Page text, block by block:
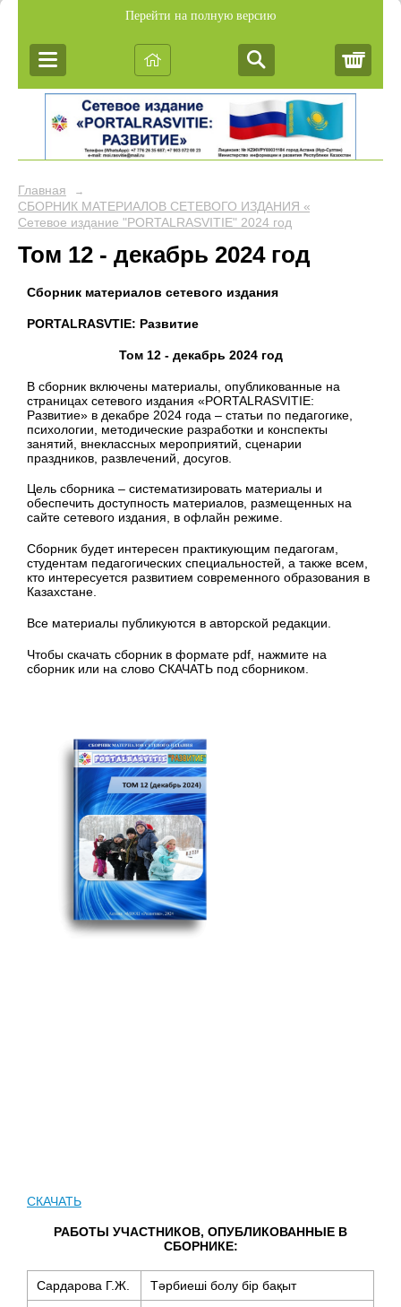
Перейти на полную версию
Главная →
СБОРНИК МАТЕРИАЛОВ СЕТЕВОГО ИЗДАНИЯ
Сетевое издание "PORTALRASVITIE" 2024 год
Том 12 - декабрь 2024 год
Сборник материалов сетевого издания
PORTALRASVTIE: Развитие
Том 12 - декабрь 2024 год
В сборник включены материалы, опубликованные на
страницах сетевого издания «PORTALRASVITIE:
Развитие» в декабре 2024 года – статьи по педагогике,
психологии, методические разработки и конспекты
занятий, внеклассных мероприятий, сценарии
праздников, развлечений, досугов.
Цель сборника – систематизировать материалы и
обеспечить доступность материалов, размещенных на
сайте сетевого издания, в офлайн режиме.
Сборник будет интересен практикующим педагогам,
студентам педагогических специальностей, а также всем,
кто интересуется развитием современного образования в
Казахстане.
Все материалы публикуются в авторской редакции.
Чтобы скачать сборник в формате pdf, нажмите на
сборник или на слово СКАЧАТЬ под сборником.
СКАЧАТЬ
РАБОТЫ УЧАСТНИКОВ, ОПУБЛИКОВАННЫЕ В
СБОРНИКЕ:
Сардарова Г.Ж. Тәрбиеші болу бір бақыт